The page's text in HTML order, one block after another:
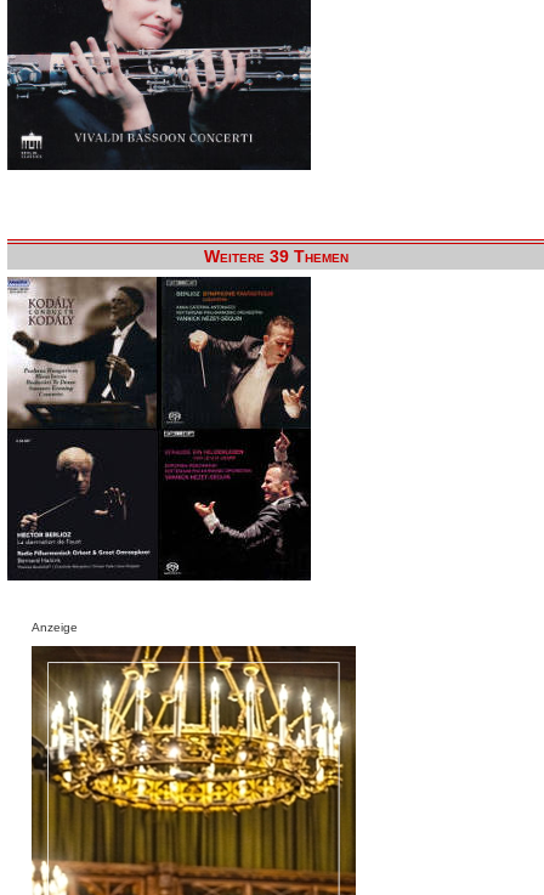
Weitere 39 Themen
Anzeige